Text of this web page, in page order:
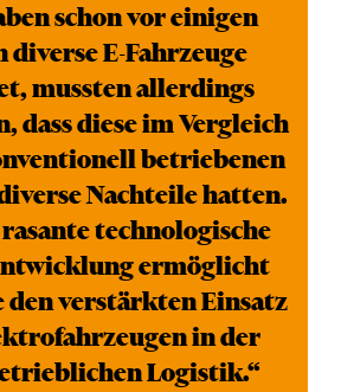
schon vor einigen
diverse E-Fahrzeuge
mussten allerdings
dass diese im Vergleich
betriebenen
Nachteile hatten.
technologische
ermöglicht
den verstärkten Einsatz
in der
Logistik.“